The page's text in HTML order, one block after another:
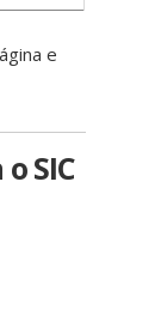
e
SIC